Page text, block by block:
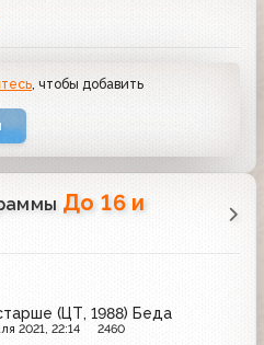
, чтобы добавить
До 16 и
(ЦТ, 1988) Беда
2021, 22:14 2460